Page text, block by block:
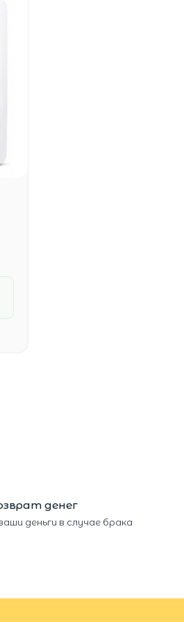
денег
деньги в случае брака